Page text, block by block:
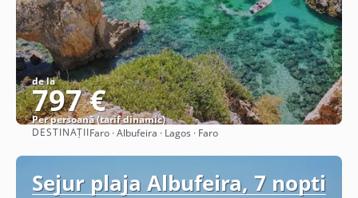
de la
797 €
Per persoană (tarif dinamic)
Vezi detalii
DESTINAȚIIFaro · Albufeira · Lagos · Faro
Sejur plaja Albufeira, 7 nopti